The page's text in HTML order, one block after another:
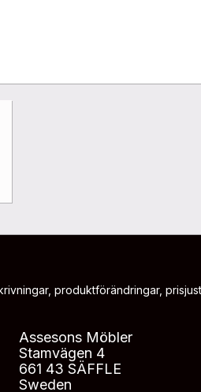
produktförändringar,
Assesons Möbler
Stamvägen 4
661 43 SÄFFLE
Sweden